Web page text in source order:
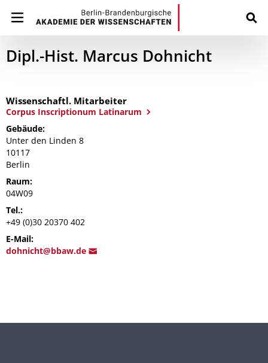
Dipl.-Hist. Marcus Dohnicht
Wissenschaftl. Mitarbeiter
Corpus Inscriptionum Latinarum
Gebäude:
Unter den Linden 8
10117
Berlin
Raum:
04W09
Tel.:
+49 (0)30 20370 402
E-Mail:
dohnicht@bbaw.de